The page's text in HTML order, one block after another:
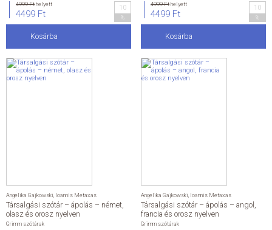
4999 Fthelyett
4499 Ft
10
Kosárba
4999 Fthelyett
4499 Ft
10
Kosárba
Angelika Gajkowski Ioannis Metaxas
Társalgási szótár – ápolás – német,
olasz és orosz nyelven
Grimm szótárak
Angelika Gajkowski Ioannis Metaxas
Társalgási szótár – ápolás – angol,
francia és orosz nyelven
Grimm szótárak